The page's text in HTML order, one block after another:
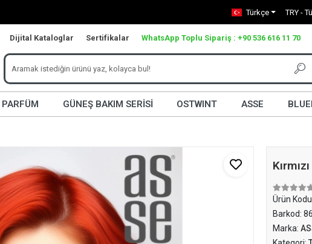
Türkçe TRY -
Dijital Kataloglar Sertifikalar WhatsApp Toplu Sipariş : +90 536 616 11 70
PARFÜM GÜNEŞ BAKIM SERİSİ OSTWINT ASSE
Ürün
Barkod:
Marka: